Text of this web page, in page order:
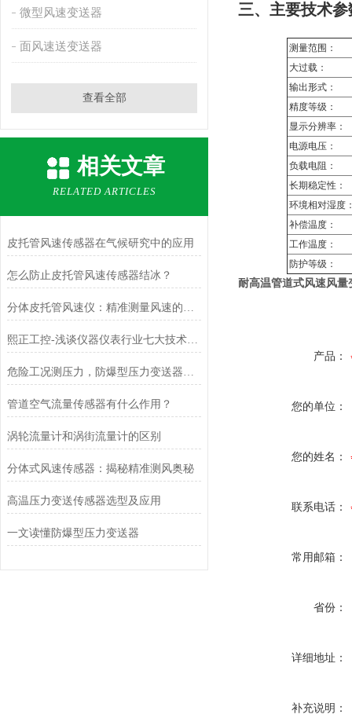
微型风速变送器
面风速送变送器
查看全部
相关文章
RELATED ARTICLES
皮托管风速传感器在气候研究中的应用
怎么防止皮托管风速传感器结冰？
分体皮托管风速仪：精准测量风速的可靠利器
熙正工控-浅谈仪器仪表行业七大技术问题
危险工况测压力，防爆型压力变送器更安心
管道空气流量传感器有什么作用？
涡轮流量计和涡街流量计的区别
分体式风速传感器：揭秘精准测风奥秘
高温压力变送传感器选型及应用
一文读懂防爆型压力变送器
三、主要技术参
测量范围：
大过载：
输出形式：
精度等级：
显示分辨率：
电源电压：
负载电阻：
长期稳定性：
环境相对湿度
补偿温度：
工作温度：
防护等级：
耐高温管道式风速风量
产品：
您的单位：
您的姓名：
联系电话：
常用邮箱：
省份：
详细地址：
补充说明：